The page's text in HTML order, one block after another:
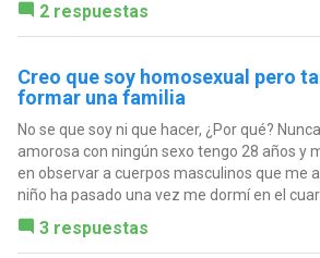
2 respuestas
Creo que soy homosexual pero
formar una familia
No se que soy ni que hacer, ¿Por qué?
amorosa con ningún sexo tengo 28 años y
en observar a cuerpos masculinos que me
niño ha pasado una vez me dormí en el
3 respuestas